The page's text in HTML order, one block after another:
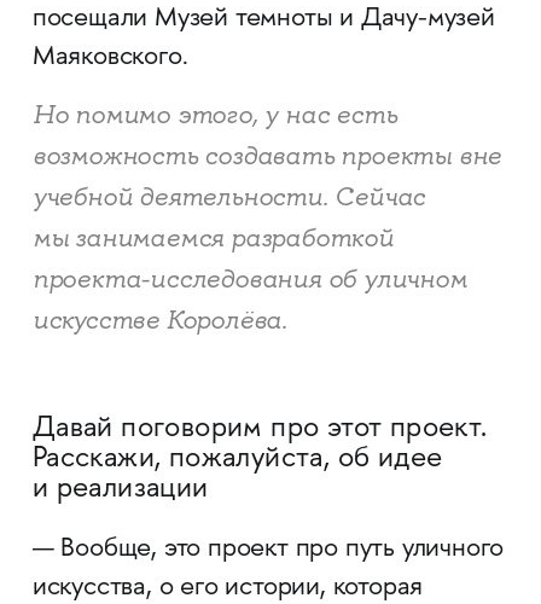
посещали Музей темноты и Дачу-музей
Маяковского.
Но помимо этого, у нас есть
возможность создавать проекты вне
учебной деятельности. Сейчас
мы занимаемся разработкой
проекта-исследования об уличном
искусстве Королёва.
Давай поговорим про этот проект.
Расскажи, пожалуйста, об идее
и реализации
— Вообще, это проект про путь уличного
искусства, о его истории, которая